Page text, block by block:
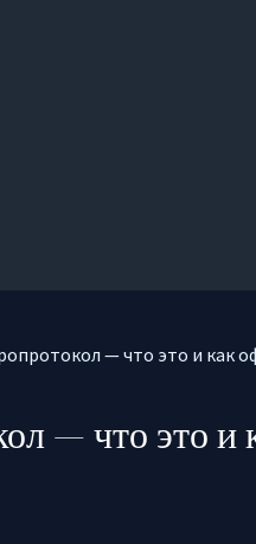
— что это и как
— что это и